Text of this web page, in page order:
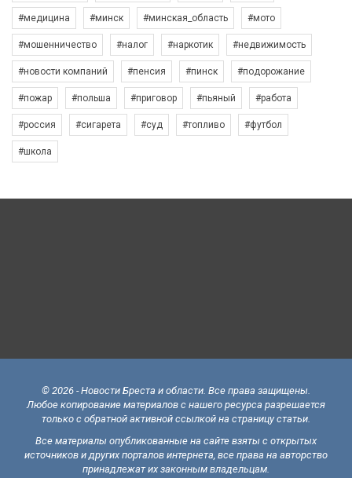
#медицина #минск #минская_область #мото
#мошенничество #налог #наркотик #недвижимость
#новости компаний #пенсия #пинск #подорожание
#пожар #польша #приговор #пьяный #работа
#россия #сигарета #суд #топливо #футбол
#школа
© 2026 - Новости Бреста и области. Все права защищены.
Любое копирование материалов с нашего ресурса разрешается
только с обратной активной ссылкой на страницу статьи.
Все материалы опубликованные на сайте взяты с открытых
источников и других порталов интернета, все права на авторство
принадлежат их законным владельцам.